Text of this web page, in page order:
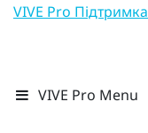
VIVE Pro Підтримка
VIVE Pro Menu